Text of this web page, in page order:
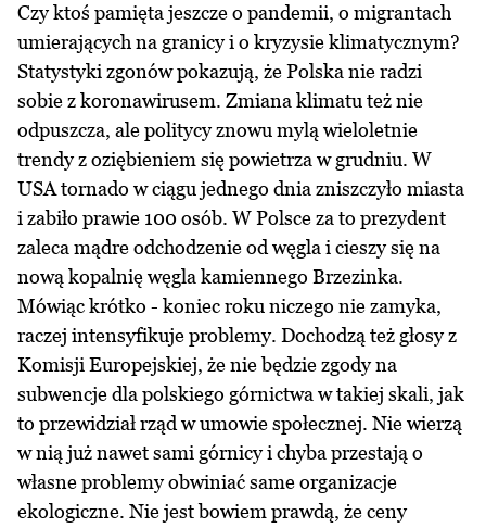
Czy ktoś pamięta jeszcze o pandemii, o migrantach
umierających na granicy i o kryzysie klimatycznym?
Statystyki zgonów pokazują, że Polska nie radzi
sobie z koronawirusem. Zmiana klimatu też nie
odpuszcza, ale politycy znowu mylą wieloletnie
trendy z oziębieniem się powietrza w grudniu. W
USA tornado w ciągu jednego dnia zniszczyło miasta
i zabiło prawie 100 osób. W Polsce za to prezydent
zaleca mądre odchodzenie od węgla i cieszy się na
nową kopalnię węgla kamiennego Brzezinka.
Mówiąc krótko - koniec roku niczego nie zamyka,
raczej intensyfikuje problemy. Dochodzą też głosy z
Komisji Europejskiej, że nie będzie zgody na
subwencje dla polskiego górnictwa w takiej skali, jak
to przewidział rząd w umowie społecznej. Nie wierzą
w nią już nawet sami górnicy i chyba przestają o
własne problemy obwiniać same organizacje
ekologiczne. Nie jest bowiem prawdą, że ceny